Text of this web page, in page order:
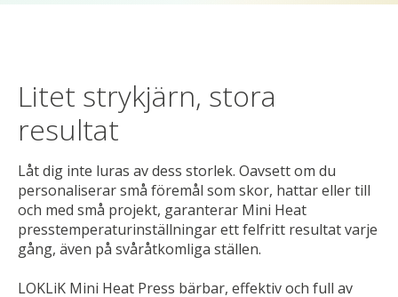
Litet strykjärn, stora
resultat
Låt dig inte luras av dess storlek. Oavsett om du
personaliserar små föremål som skor, hattar eller till
och med små projekt, garanterar Mini Heat
presstemperaturinställningar ett felfritt resultat varje
gång, även på svåråtkomliga ställen.
LOKLiK Mini Heat Press bärbar, effektiv och full av